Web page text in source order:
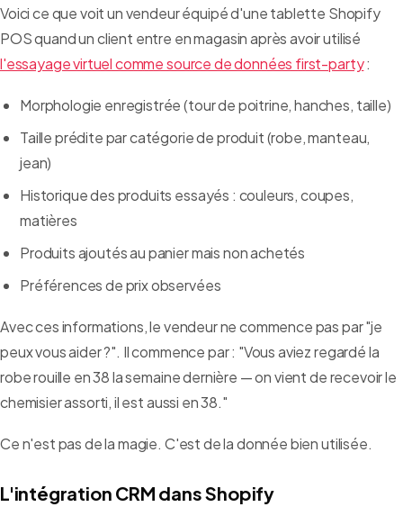
Voici ce que voit un vendeur équipé d'une tablette Shopify
POS quand un client entre en magasin après avoir utilisé
l'essayage virtuel comme source de données first-party:
Morphologie enregistrée (tour de poitrine, hanches, taille)
Taille prédite par catégorie de produit (robe, manteau,
jean)
Historique des produits essayés : couleurs, coupes,
matières
Produits ajoutés au panier mais non achetés
Préférences de prix observées
Avec ces informations, le vendeur ne commence pas par "je
peux vous aider ?". Il commence par : "Vous aviez regardé la
robe rouille en 38 la semaine dernière — on vient de recevoir le
chemisier assorti, il est aussi en 38."
Ce n'est pas de la magie. C'est de la donnée bien utilisée.
L'intégration CRM dans Shopify